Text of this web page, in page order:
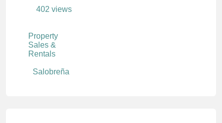
402 views
Property
Sales &
Rentals
Salobreña